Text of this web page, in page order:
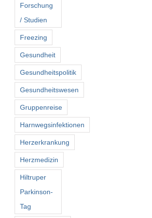
Forschung
/ Studien
Freezing
Gesundheit
Gesundheitspolitik
Gesundheitswesen
Gruppenreise
Harnwegsinfektionen
Herzerkrankung
Herzmedizin
Hiltruper
Parkinson-
Tag